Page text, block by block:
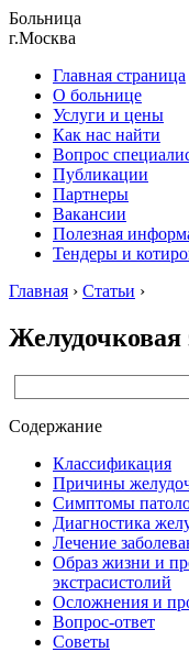
Больница
г.Москва
Главная страница
О больнице
Услуги и цены
Как нас найти
Вопрос
Публикации
Партнеры
Вакансии
Полезная
Тендеры и
Главная › Статьи ›
Желудочковая
Содержание
Классификация
Причины
Симптомы
Диагностика
Лечение
Образ жизни и
экстрасистолий
Осложнения и
Вопрос-ответ
Советы